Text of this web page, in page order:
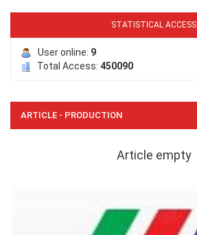
STATISTICAL ACCESS
User online: 9
Total Access: 450090
ARTICLE - PRODUCTION
Article empty